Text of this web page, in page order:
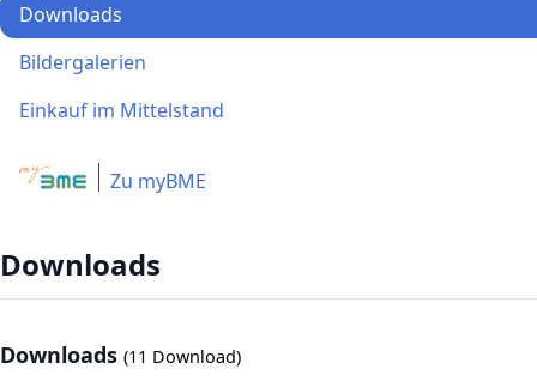
Downloads
Bildergalerien
Einkauf im Mittelstand
Zu myBME
Downloads
Downloads (11 Download)